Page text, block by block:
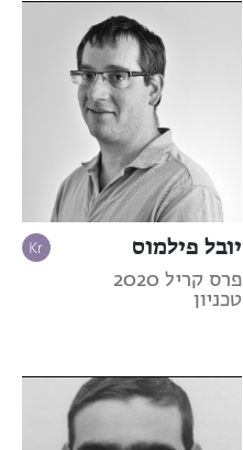
יובל פילמוס
פרס קריל 2020
טכניון